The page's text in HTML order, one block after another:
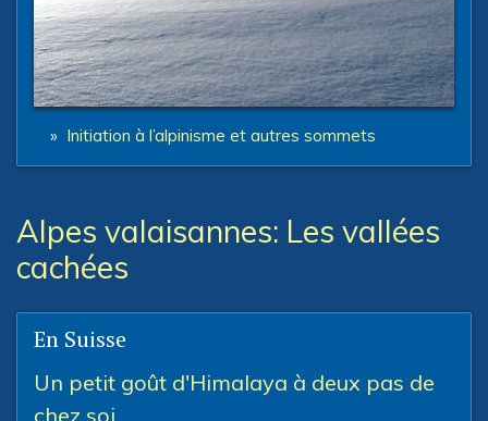
» Initiation à l’alpinisme et autres sommets
Alpes valaisannes: Les vallées
cachées
En Suisse
Un petit goût d'Himalaya à deux pas de
chez soi